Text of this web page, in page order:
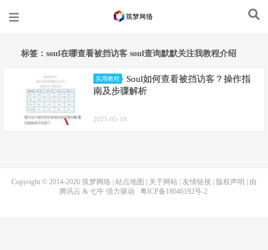
标签：soul在哪查看被挡访客 soul查询默默关注我教程介绍
实用教程
Soul如何查看被挡访客？操作指
南及步骤解析
2025-05-18
Copyright © 2014-2026 筑梦网络 站点地图 关于网站 友情链接 版权声明
| 由
腾讯云 & 七牛强力驱动 粤ICP备18046192号-2